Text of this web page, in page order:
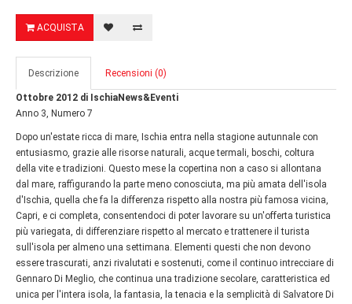
ACQUISTA
Descrizione Recensioni (0)
Ottobre 2012 di IschiaNews&Eventi
Anno 3, Numero 7
Dopo un'estate ricca di mare, Ischia entra nella stagione autunnale con
entusiasmo, grazie alle risorse naturali, acque termali, boschi, coltura
della vite e tradizioni. Questo mese la copertina non a caso si allontana
dal mare, raffigurando la parte meno conosciuta, ma più amata dell'isola
d'Ischia, quella che fa la differenza rispetto alla nostra più famosa vicina,
Capri, e ci completa, consentendoci di poter lavorare su un'offerta turistica
più variegata, di differenziare rispetto al mercato e trattenere il turista
sull'isola per almeno una settimana. Elementi questi che non devono
essere trascurati, anzi rivalutati e sostenuti, come il continuo intrecciare di
Gennaro Di Meglio, che continua una tradizione secolare, caratteristica ed
unica per l'intera isola, la fantasia, la tenacia e la semplicità di Salvatore Di